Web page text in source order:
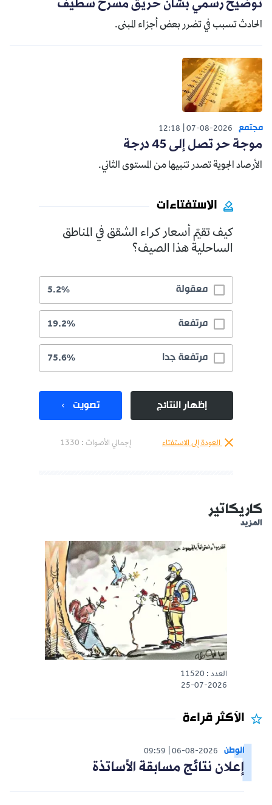
توضيح رسمي بشأن حريق مسرح سطيف
الحادث تسبب في تضرر بعض أجزاء المبنى.
مجتمع 07-08-2026
12:18
موجة حر تصل إلى 45 درجة
الأرصاد الجوية تصدر تنبيها من المستوى الثاني.
الاستفتاءات
كيف تقيّم أسعار كراء الشقق في المناطق
الساحلية هذا الصيف؟
معقولة 5.2%
مرتفعة 19.2%
مرتفعة جدا 75.6%
إظهار النتائج تصويت
العودة إلى الاستفتاء إجمالي الأصوات : 1330
كاريكاتير
المزيد
العدد : 11520
25-07-2026
الأكثر قراءة
الوطن 06-08-2026
09:59
إعلان نتائج مسابقة الأساتذة